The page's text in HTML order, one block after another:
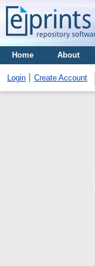
Home About
Login Create Account